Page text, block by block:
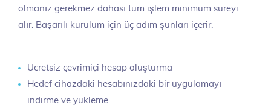
olmanız gerekmez dahası tüm işlem minimum süreyi
alır. Başarılı kurulum için üç adım şunları içerir:
Ücretsiz çevrimiçi hesap oluşturma
Hedef cihazdaki hesabınızdaki bir uygulamayı
indirme ve yükleme